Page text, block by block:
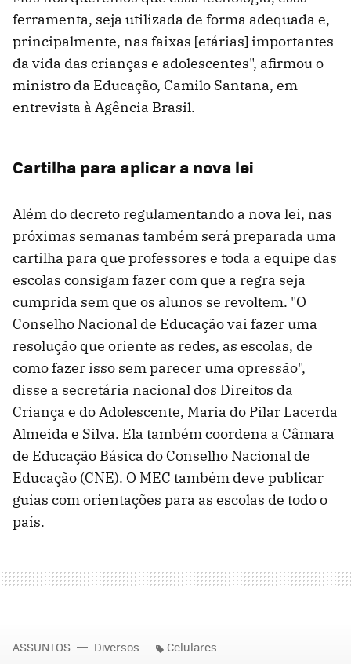
ferramenta, seja utilizada de forma adequada e,
principalmente, nas faixas [etárias] importantes
da vida das crianças e adolescentes", afirmou o
ministro da Educação, Camilo Santana, em
entrevista à Agência Brasil.
Cartilha para aplicar a nova lei
Além do decreto regulamentando a nova lei, nas
próximas semanas também será preparada uma
cartilha para que professores e toda a equipe das
escolas consigam fazer com que a regra seja
cumprida sem que os alunos se revoltem. "O
Conselho Nacional de Educação vai fazer uma
resolução que oriente as redes, as escolas, de
como fazer isso sem parecer uma opressão",
disse a secretária nacional dos Direitos da
Criança e do Adolescente, Maria do Pilar Lacerda
Almeida e Silva. Ela também coordena a Câmara
de Educação Básica do Conselho Nacional de
Educação (CNE). O MEC também deve publicar
guias com orientações para as escolas de todo o
país.
ASSUNTOS Diversos Celulares